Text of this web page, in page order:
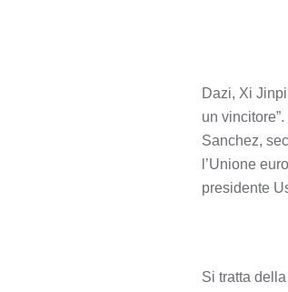
Dazi, Xi
un
Sanchez,
l’Unione
presidente
Si tratta